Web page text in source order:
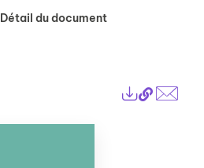
Détail du document
Lien